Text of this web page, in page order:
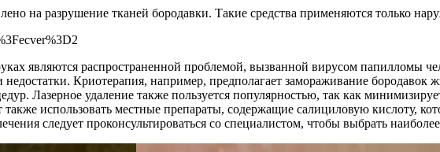
на разрушение тканей бородавки. Такие средства применяются только
являются распространенной проблемой, вызванной вирусом папилломы
Криотерапия, например, предполагает замораживание бородавок
Лазерное удаление также пользуется популярностью, так как
использовать местные препараты, содержащие салициловую кислоту,
следует проконсультироваться со специалистом, чтобы выбрать